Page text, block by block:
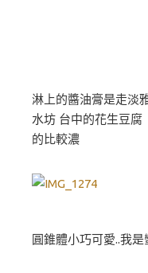
淋上的醬油膏是走
水坊 台中的花生豆
的比較濃
圓錐體小巧可愛..我